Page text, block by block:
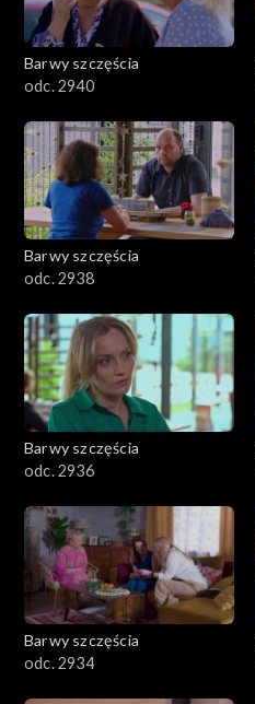
Barwy szczęścia
odc. 2940
Barwy szczęścia
odc. 2938
Barwy szczęścia
odc. 2936
Barwy szczęścia
odc. 2934